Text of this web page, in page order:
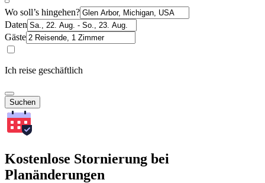
Wo soll’s hingehen?
Daten
Gäste
Ich reise geschäftlich
Suchen
Kostenlose Stornierung bei
Planänderungen